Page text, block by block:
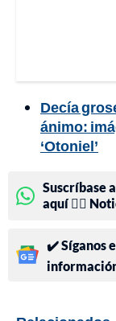
Decía
ánimo:
‘Otoniel’
Suscríbase
aquí 👉🏻
✔️ Síganos